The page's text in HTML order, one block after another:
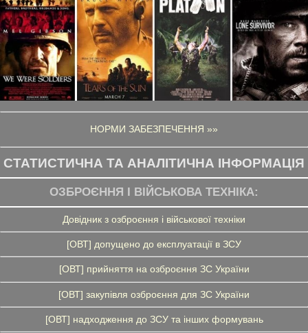
НОРМИ ЗАБЕЗПЕЧЕННЯ »»
СТАТИСТИЧНА ТА АНАЛІТИЧНА ІНФОРМАЦІЯ
ОЗБРОЄННЯ І ВІЙСЬКОВА ТЕХНІКА:
Довідник з озброєння і військової техніки
[ОВТ] допущено до експлуатації в ЗСУ
[ОВТ] прийняття на озброєння ЗС України
[ОВТ] закупівля озброєння для ЗС України
[ОВТ] надходження до ЗСУ та інших формувань